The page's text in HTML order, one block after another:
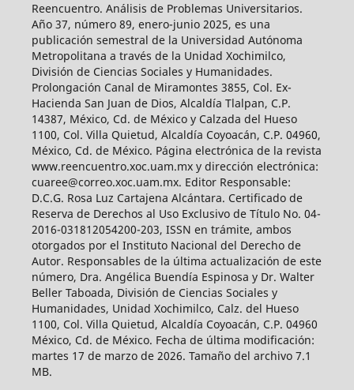
Reencuentro. Análisis de Problemas Universitarios.
Año 37, número 89, enero-junio 2025, es una
publicación semestral de la Universidad Autónoma
Metropolitana a través de la Unidad Xochimilco,
División de Ciencias Sociales y Humanidades.
Prolongación Canal de Miramontes 3855, Col. Ex-
Hacienda San Juan de Dios, Alcaldía Tlalpan, C.P.
14387, México, Cd. de México y Calzada del Hueso
1100, Col. Villa Quietud, Alcaldía Coyoacán, C.P. 04960,
México, Cd. de México. Página electrónica de la revista
www.reencuentro.xoc.uam.mx y dirección electrónica:
cuaree@correo.xoc.uam.mx. Editor Responsable:
D.C.G. Rosa Luz Cartajena Alcántara. Certificado de
Reserva de Derechos al Uso Exclusivo de Título No. 04-
2016-031812054200-203, ISSN en trámite, ambos
otorgados por el Instituto Nacional del Derecho de
Autor. Responsables de la última actualización de este
número, Dra. Angélica Buendía Espinosa y Dr. Walter
Beller Taboada, División de Ciencias Sociales y
Humanidades, Unidad Xochimilco, Calz. del Hueso
1100, Col. Villa Quietud, Alcaldía Coyoacán, C.P. 04960
México, Cd. de México. Fecha de última modificación:
martes 17 de marzo de 2026. Tamaño del archivo 7.1
MB.